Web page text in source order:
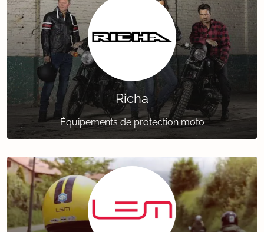
Richa
Équipements de protection moto